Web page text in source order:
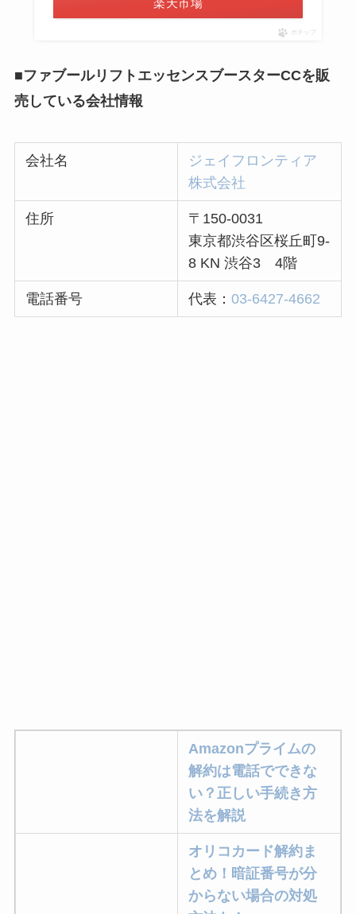
ポチップ
■ファブールリフトエッセンスブースターCCを販
売している会社情報
会社名
ジェイフロンティア
株式会社
住所
〒150-0031
東京都渋谷区桜丘町9-
8 KN 渋谷3 4階
電話番号 代表：03-6427-4662
Amazonプライムの
解約は電話でできな
い？正しい手続き方
法を解説
オリコカード解約ま
とめ！暗証番号が分
からない場合の対処